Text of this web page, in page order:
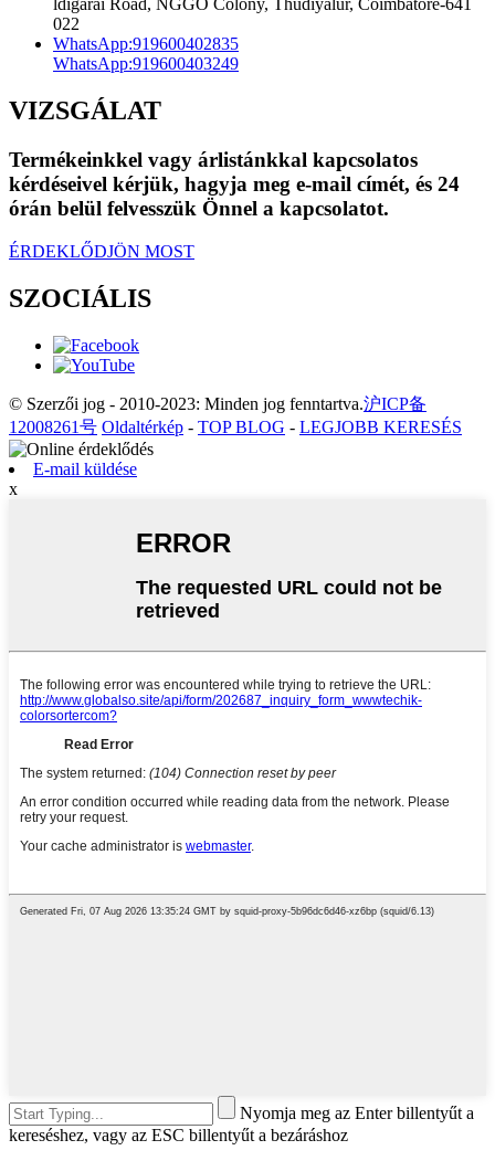
ldigarai Road, NGGO Colony, Thudiyalur, Coimbatore-641
022
WhatsApp:919600402835
WhatsApp:919600403249
VIZSGÁLAT
Termékeinkkel vagy árlistánkkal kapcsolatos
kérdéseivel kérjük, hagyja meg e-mail címét, és 24
órán belül felvesszük Önnel a kapcsolatot.
ÉRDEKLŐDJÖN MOST
SZOCIÁLIS
© Szerzői jog - 2010-2023: Minden jog fenntartva.沪ICP备
12008261号 Oldaltérkép - TOP BLOG - LEGJOBB KERESÉS
E-mail küldése
x
Nyomja meg az Enter billentyűt a
kereséshez, vagy az ESC billentyűt a bezáráshoz